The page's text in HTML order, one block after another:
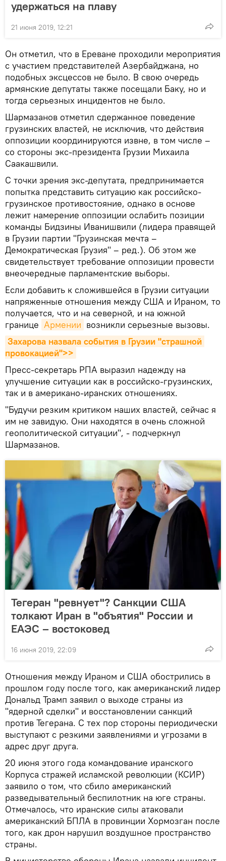
удержаться на плаву
21 июня 2019, 12:21
Он отметил, что в Ереване проходили мероприятия
с участием представителей Азербайджана, но
подобных эксцессов не было. В свою очередь
армянские депутаты также посещали Баку, но и
тогда серьезных инцидентов не было.
Шармазанов отметил сдержанное поведение
грузинских властей, не исключив, что действия
оппозиции координируются извне, в том числе –
со стороны экс-президента Грузии Михаила
Саакашвили.
С точки зрения экс-депутата, предпринимается
попытка представить ситуацию как российско-
грузинское противостояние, однако в основе
лежит намерение оппозиции ослабить позиции
команды Бидзины Иванишвили (лидера правящей
в Грузии партии "Грузинская мечта –
Демократическая Грузия" – ред.). Об этом же
свидетельствует требование оппозиции провести
внеочередные парламентские выборы.
Если добавить к сложившейся в Грузии ситуации
напряженные отношения между США и Ираном, то
получается, что и на северной, и на южной
границе Армении возникли серьезные вызовы.
Захарова назвала события в Грузии "страшной
провокацией">>
Пресс-секретарь РПА выразил надежду на
улучшение ситуации как в российско-грузинских,
так и в американо-иранских отношениях.
"Будучи резким критиком наших властей, сейчас я
им не завидую. Они находятся в очень сложной
геополитической ситуации", - подчеркнул
Шармазанов.
Тегеран "ревнует"? Санкции США
толкают Иран в "объятия" России и
ЕАЭС – востоковед
16 июня 2019, 22:09
Отношения между Ираном и США обострились в
прошлом году после того, как американский лидер
Дональд Трамп заявил о выходе страны из
"ядерной сделки" и восстановлении санкций
против Тегерана. С тех пор стороны периодически
выступают с резкими заявлениями и угрозами в
адрес друг друга.
20 июня этого года командование иранского
Корпуса стражей исламской революции (КСИР)
заявило о том, что сбило американский
разведывательный беспилотник на юге страны.
Отмечалось, что иранские силы атаковали
американский БПЛА в провинции Хормозган после
того, как дрон нарушил воздушное пространство
страны.